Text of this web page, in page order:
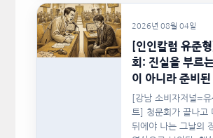
2026년 08월 04일
[인인칼럼 유준
회: 진실을 부르
이 아니라 준비된
[강남 소비자저널=
트] 청문회가 끝나고
뒤에야 나는 그날의